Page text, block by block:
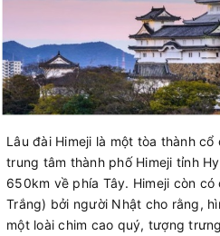
Lâu đài Himeji là một tòa thành
trung tâm thành phố Himeji tỉnh
650km về phía Tây. Himeji còn có
Trắng) bởi người Nhật cho rằng,
một loài chim cao quý, tượng